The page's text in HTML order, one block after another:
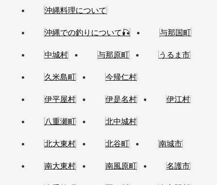
沖縄料理について
沖縄での釣りについて🎣 与那国町
中城村 与那原町 うるま市
久米島町 今帰仁村
伊平屋村 伊是名村 伊江村
八重瀬町 北中城村
北大東村 北谷町 南城市
南大東村 南風原町 名護市